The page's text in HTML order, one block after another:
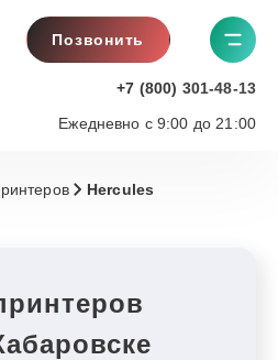
Позвонить
+7 (800) 301-48-13
Ежедневно с 9:00 до 21:00
Hercules